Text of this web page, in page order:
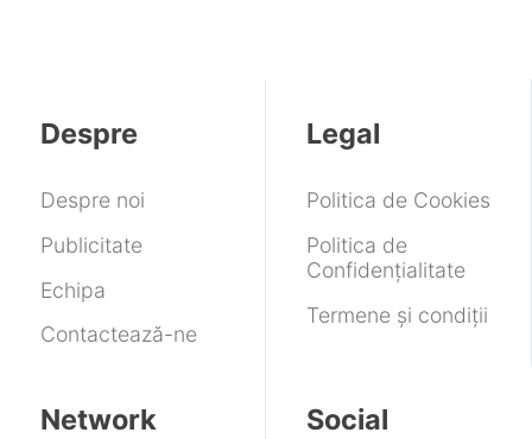
Despre
Despre noi
Publicitate
Echipa
Contactează-ne
Legal
Politica de Cookies
Politica de
Confidențialitate
Termene și condiții
Network Social